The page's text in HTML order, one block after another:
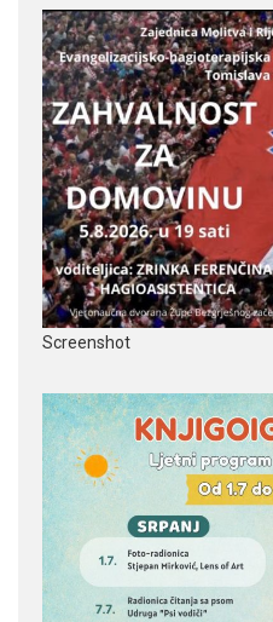
Screenshot